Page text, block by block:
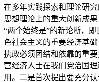
在多年实践探索和理论研
思想理论上的重大创新成
“两个始终是”的新论断，
色社会主义的重要经济基
执政必须团结和依靠的重
营经济人士在我们党治国
用。二是首次提出要充分